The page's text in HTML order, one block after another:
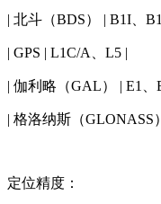
| 北斗（BDS） | B1I、
| GPS | L1C/A、L5 |
| 伽利略（GAL） | E1、
| 格洛纳斯（GLONASS
定位精度：